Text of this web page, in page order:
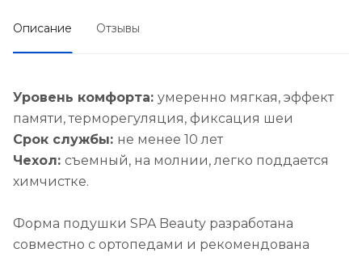
Описание Отзывы
Уровень комфорта: умеренно мягкая, эффект
памяти, терморегуляция, фиксация шеи
Срок службы: не менее 10 лет
Чехол: съемный, на молнии, легко поддается
химчистке.
Форма подушки SPA Beauty разработана
совместно с ортопедами и рекомендована